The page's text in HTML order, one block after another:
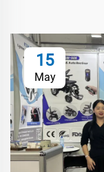
15
May